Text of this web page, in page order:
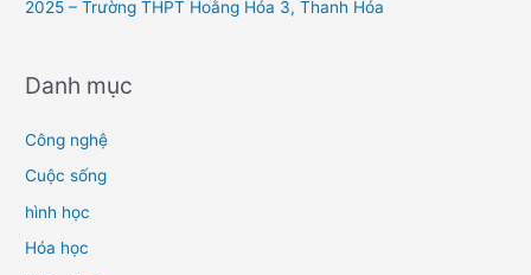
2025 – Trường THPT Hoằng Hóa 3, Thanh Hóa
Danh mục
Công nghệ
Cuộc sống
hình học
Hóa học